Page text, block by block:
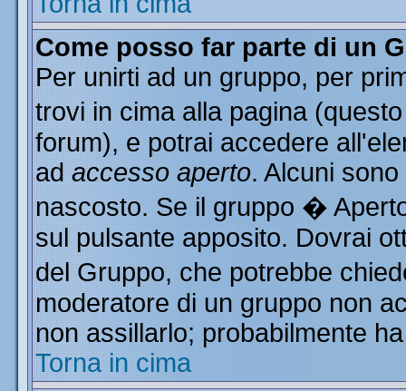
Come posso far parte di un
Per unirti ad un gruppo, per
trovi in cima alla pagina
forum), e potrai accedere
ad accesso aperto. Alcuni
nascosto. Se il gruppo �
sul pulsante apposito. Dovrai
del Gruppo, che potrebbe
moderatore di un gruppo non
non assillarlo; probabilmente
Torna in cima